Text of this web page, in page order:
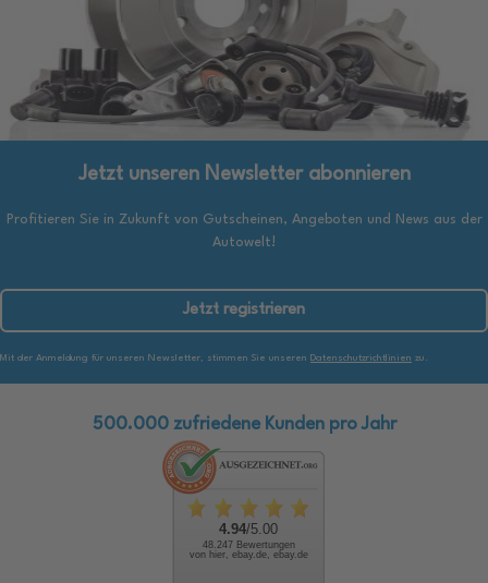
Jetzt unseren Newsletter abonnieren
Profitieren Sie in Zukunft von Gutscheinen, Angeboten und News aus der
Autowelt!
Jetzt registrieren
Mit der Anmeldung für unseren Newsletter, stimmen Sie unseren Datenschutzrichtlinien zu.
500.000 zufriedene Kunden pro Jahr
4.94/5.00
48.247 Bewertungen
von hier, ebay.de, ebay.de